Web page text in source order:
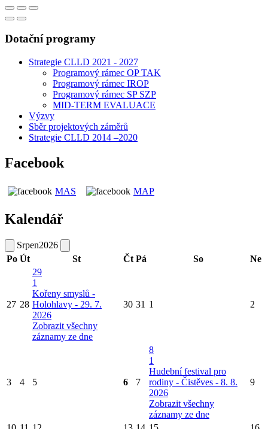
Dotační programy
Strategie CLLD 2021 - 2027
Programový rámec OP TAK
Programový rámec IROP
Programový rámec SP SZP
MID-TERM EVALUACE
Výzvy
Sběr projektových záměrů
Strategie CLLD 2014 –2020
Facebook
MAS MAP
Kalendář
Srpen2026
Po Út St Čt Pá So Ne
27 28
29
1
Kořeny smyslů -
Holohlavy - 29. 7.
2026
Zobrazit všechny
záznamy ze dne
30 31 1 2
3 4 5 6 7
8
1
Hudební festival pro
rodiny - Čistěves - 8. 8.
2026
Zobrazit všechny
záznamy ze dne
9